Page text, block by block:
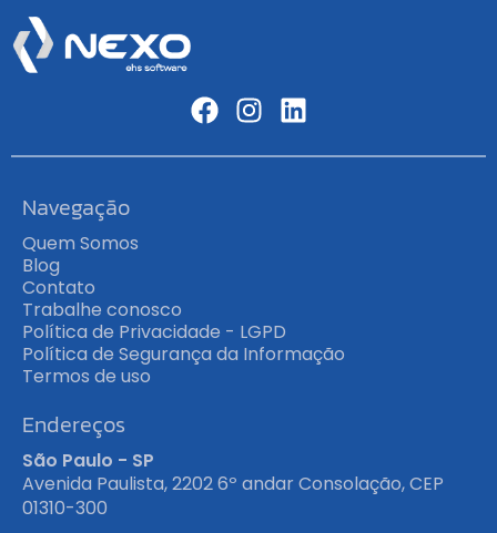
Navegação
Quem Somos
Blog
Contato
Trabalhe conosco
Política de Privacidade - LGPD
Política de Segurança da Informação
Termos de uso
Endereços
São Paulo - SP
Avenida Paulista, 2202 6º andar Consolação, CEP
01310-300